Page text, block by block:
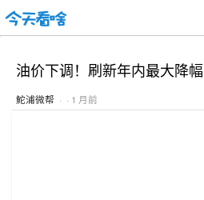
油价下调！刷新年内最大降幅
鮀浦微帮 · · 1 月前